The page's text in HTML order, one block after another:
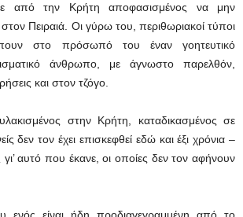
από την Κρήτη αποφασισμένος να μην
στον Πειραιά. Οι γύρω του, περιθωριακοί τύποι
στο πρόσωπό του έναν γοητευτικό
άνθρωπο, με άγνωστο παρελθόν,
και στον τζόγο.
στην Κρήτη, καταδικασμένος σε
δεν τον έχει επισκεφθεί εδώ και έξι χρόνια –
γι’ αυτό που έκανε, οι οποίες δεν τον αφήνουν